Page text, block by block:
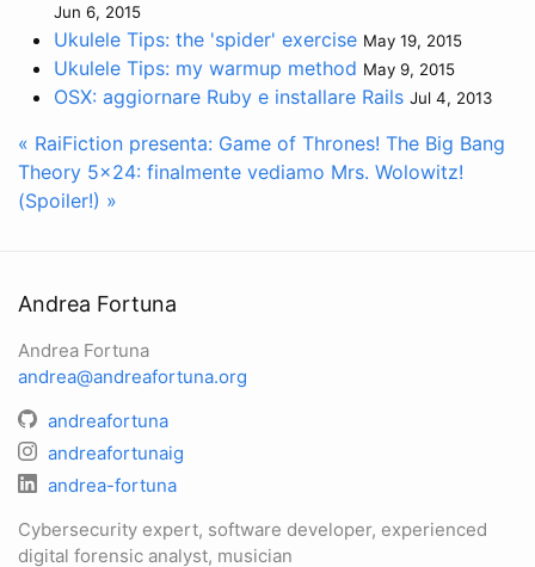
Jun 6, 2015
Ukulele Tips: the 'spider' exercise May 19, 2015
Ukulele Tips: my warmup method May 9, 2015
OSX: aggiornare Ruby e installare Rails Jul 4, 2013
« RaiFiction presenta: Game of Thrones! The Big Bang
Theory 5x24: finalmente vediamo Mrs. Wolowitz!
(Spoiler!) »
Andrea Fortuna
Andrea Fortuna
andrea@andreafortuna.org
andreafortuna
andreafortunaig
andrea-fortuna
Cybersecurity expert, software developer, experienced
digital forensic analyst, musician